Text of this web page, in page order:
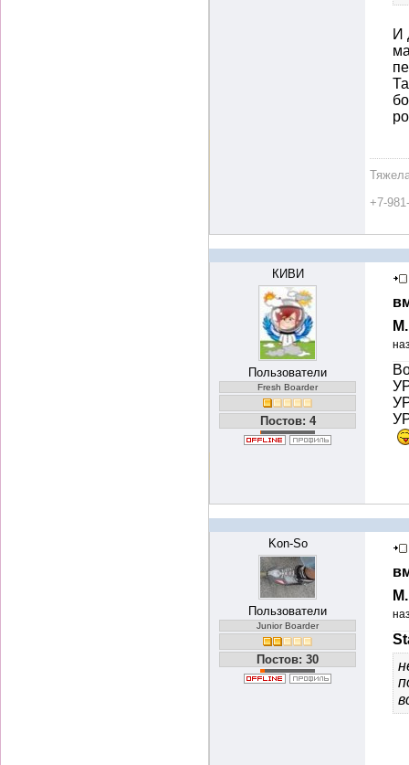
И
+7-
КИВИ
Пользователи
Fresh Boarder
Постов: 4
Kon-So
Пользователи
Junior Boarder
Постов: 30